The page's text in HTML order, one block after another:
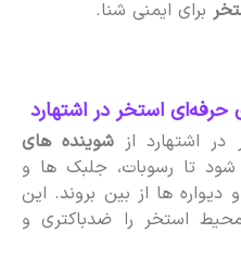
برای ایمنی شنا.
استخر در اشتهارد
اشتهارد از شوینده های
تا رسوبات، جلبک ها و
ها از بین بروند. این
استخر را ضدباکتری و